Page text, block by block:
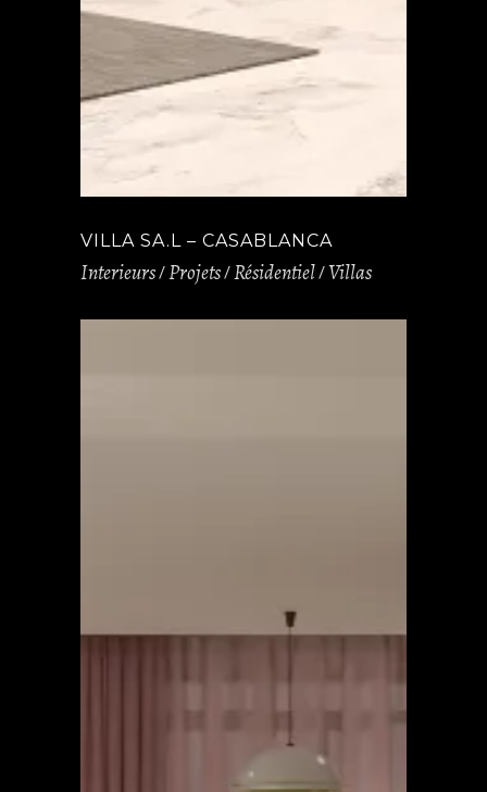
VILLA SA.L – CASABLANCA
Interieurs Projets Résidentiel Villas